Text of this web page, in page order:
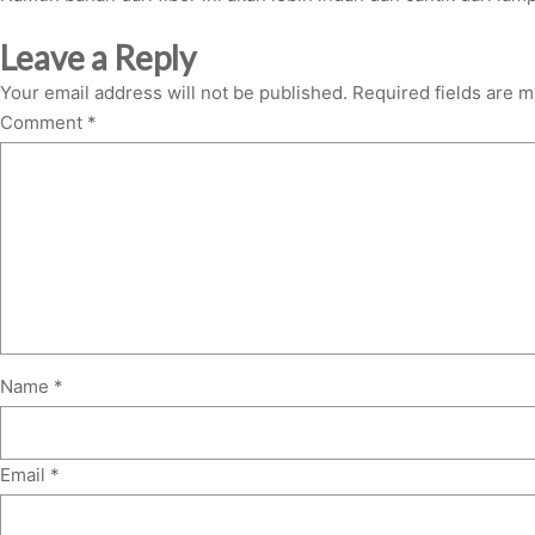
Leave a Reply
Your email address will not be published. Required fields are
Comment *
Name *
Email *